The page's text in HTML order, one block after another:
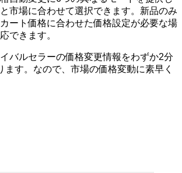
市場に合わせて選択できます。新品のみ
ート価格に合わせた価格設定が必要な場
できます。
バルセラーの価格変更情報をわずか2分
ます。なので、市場の価格変動に素早く